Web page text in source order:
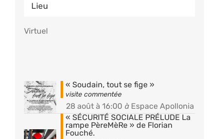
Lieu
Virtuel
« Soudain, tout se fige »
28 août à 16:00 à Espace Apollonia
« SÉCURITÉ SOCIALE PRÉLUDE La
rampe PèreMèRe » de Florian
Fouché.